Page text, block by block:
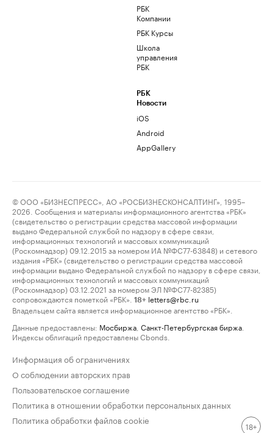
РБК
Компании
РБК Курсы
Школа
управления
РБК
РБК
Новости
iOS
Android
AppGallery
© ООО «БИЗНЕСПРЕСС», АО «РОСБИЗНЕСКОНСАЛТИНГ», 1995–
2026. Сообщения и материалы информационного агентства «РБК»
(свидетельство о регистрации средства массовой информации
выдано Федеральной службой по надзору в сфере связи,
информационных технологий и массовых коммуникаций
(Роскомнадзор) 09.12.2015 за номером ИА №ФС77-63848) и сетевого
издания «РБК» (свидетельство о регистрации средства массовой
информации выдано Федеральной службой по надзору в сфере связи,
информационных технологий и массовых коммуникаций
(Роскомнадзор) 03.12.2021 за номером ЭЛ №ФС77-82385)
сопровождаются пометкой «РБК».
18+ letters@rbc.ru
Владельцем сайта является информационное агентство «РБК».
Данные предоставлены: Мосбиржа Санкт-Петербургская биржа
Индексы облигаций предоставлены Cbonds.
Информация об ограничениях
О соблюдении авторских прав
Пользовательское соглашение
Политика в отношении обработки персональных данных
Политика обработки файлов cookie
18+